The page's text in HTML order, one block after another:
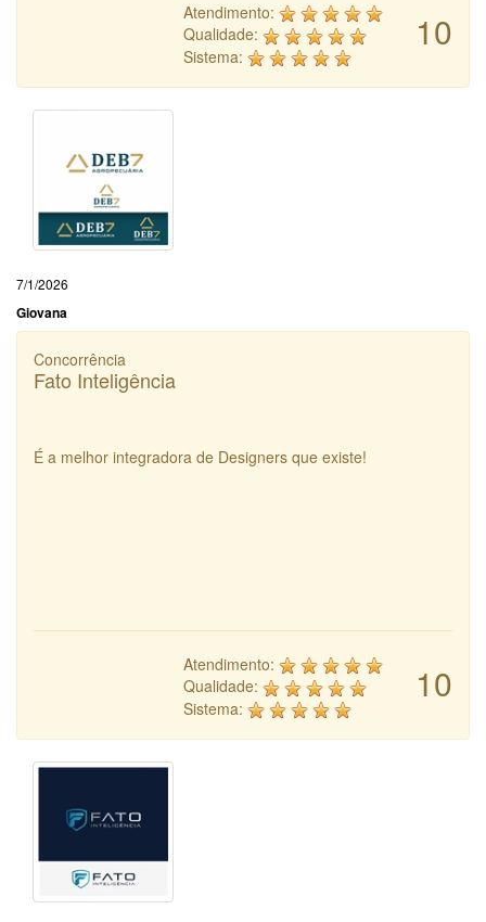
10
Atendimento:
Qualidade:
Sistema:
7/1/2026
Giovana
Concorrência
Fato Inteligência
É a melhor integradora de Designers que existe!
10
Atendimento:
Qualidade:
Sistema: